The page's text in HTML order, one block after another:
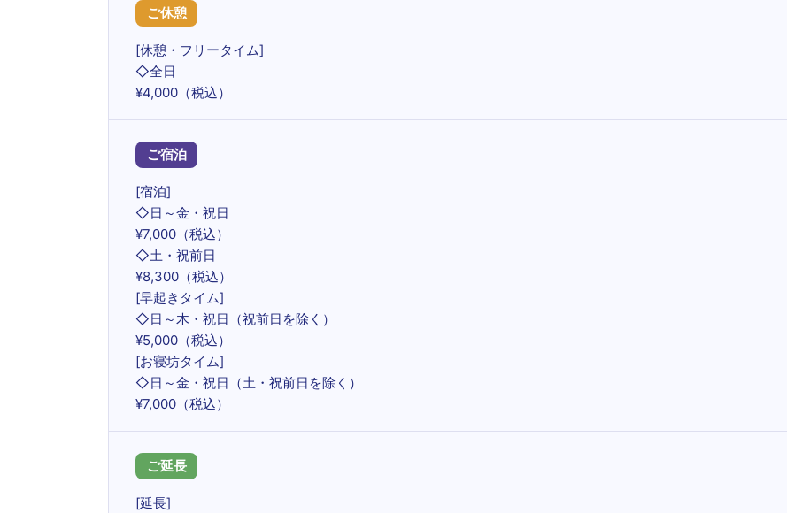
ご休憩
[休憩・フリータイム]
◇全日
¥4,000（税込）
ご宿泊
[宿泊]
◇日～金・祝日
¥7,000（税込）
◇土・祝前日
¥8,300（税込）
[早起きタイム]
◇日～木・祝日（祝前日を除く）
¥5,000（税込）
[お寝坊タイム]
◇日～金・祝日（土・祝前日を除く）
¥7,000（税込）
ご延長
[延長]